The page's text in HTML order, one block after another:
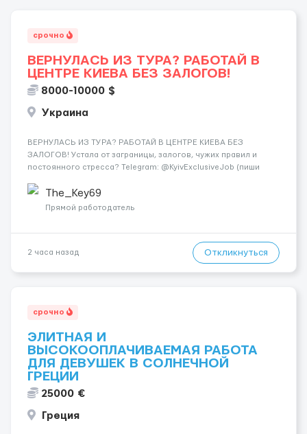
срочно
ВЕРНУЛАСЬ ИЗ ТУРА? РАБОТАЙ В
ЦЕНТРЕ КИЕВА БЕЗ ЗАЛОГОВ!
8000-10000 $
Украина
ВЕРНУЛАСЬ ИЗ ТУРА? РАБОТАЙ В ЦЕНТРЕ КИЕВА БЕЗ
ЗАЛОГОВ! Устала от заграницы, залогов, чужих правил и
постоянного стресса? Telegram: @KyivExclusiveJob (пиши
самом центре Киева Можно работать в эскорте или в
эротическом массаже (н...
The_Key69
Прямой работодатель
2 часа назад Откликнуться
срочно
ЭЛИТНАЯ И
ВЫСОКООПЛАЧИВАЕМАЯ РАБОТА
ДЛЯ ДЕВУШЕК В СОЛНЕЧНОЙ
ГРЕЦИИ
25000 €
Греция